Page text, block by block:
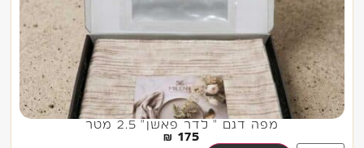
מפה דגם " לדר פאשן" 2.5 מטר
175
₪